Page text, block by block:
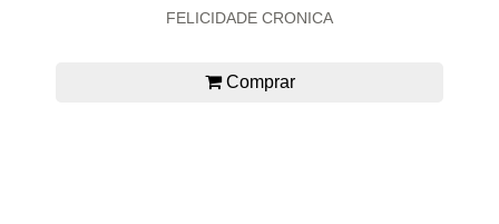
FELICIDADE CRONICA
Comprar